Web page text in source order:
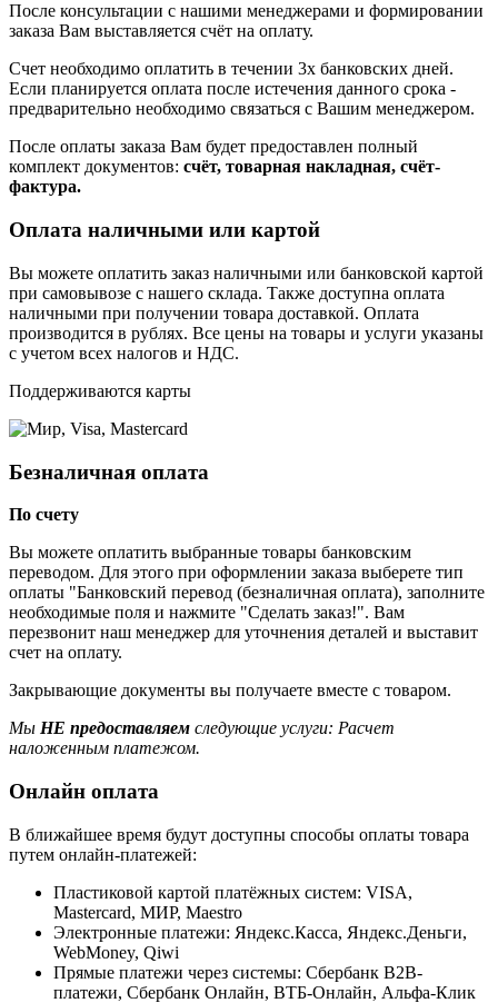
После консультации с нашими менеджерами и формировании
заказа Вам выставляется счёт на оплату.
Счет необходимо оплатить в течении 3х банковских дней.
Если планируется оплата после истечения данного срока -
предварительно необходимо связаться с Вашим менеджером.
После оплаты заказа Вам будет предоставлен полный
комплект документов: счёт, товарная накладная, счёт-
фактура.
Оплата наличными или картой
Вы можете оплатить заказ наличными или банковской картой
при самовывозе с нашего склада. Также доступна оплата
наличными при получении товара доставкой. Оплата
производится в рублях. Все цены на товары и услуги указаны
с учетом всех налогов и НДС.
Поддерживаются карты
Безналичная оплата
По счету
Вы можете оплатить выбранные товары банковским
переводом. Для этого при оформлении заказа выберете тип
оплаты "Банковский перевод (безналичная оплата), заполните
необходимые поля и нажмите "Сделать заказ!". Вам
перезвонит наш менеджер для уточнения деталей и выставит
счет на оплату.
Закрывающие документы вы получаете вместе с товаром.
Мы НЕ предоставляем следующие услуги: Расчет
наложенным платежом.
Онлайн оплата
В ближайшее время будут доступны способы оплаты товара
путем онлайн-платежей:
Пластиковой картой платёжных систем: VISA,
Mastercard, МИР, Maestrо
Электронные платежи: Яндекс.Касса, Яндекс.Деньги,
WebMoney, Qiwi
Прямые платежи через системы: Сбербанк B2B-
платежи, Сбербанк Онлайн, ВТБ-Онлайн, Альфа-Клик